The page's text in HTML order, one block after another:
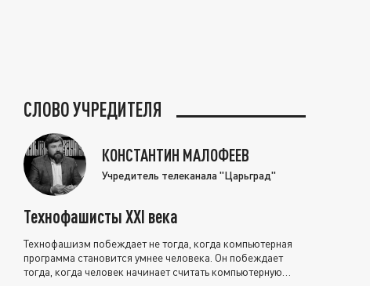
СЛОВО УЧРЕДИТЕЛЯ
КОНСТАНТИН МАЛОФЕЕВ
Учредитель телеканала "Царьград"
Технофашисты XXI века
Технофашизм побеждает не тогда, когда компьютерная
программа становится умнее человека. Он побеждает
тогда, когда человек начинает считать компьютерную